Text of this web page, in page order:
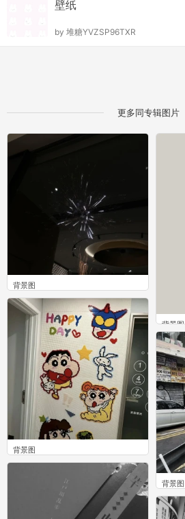
壁纸
by 堆糖YVZSP96TXR
更多同专辑图片
背景图
0
背景图
0
背景图
0
背景图
0